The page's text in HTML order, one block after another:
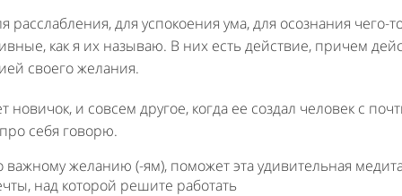
для успокоения ума, для осознания чего-
как я их называю. В них есть действие, причем
своего желания.
и совсем другое, когда ее создал человек с
себя говорю.
желанию (-ям), поможет эта удивительная
над которой решите работать